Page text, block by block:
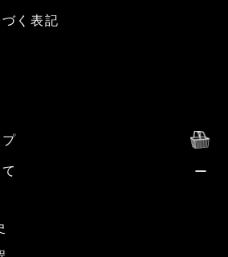
く表記